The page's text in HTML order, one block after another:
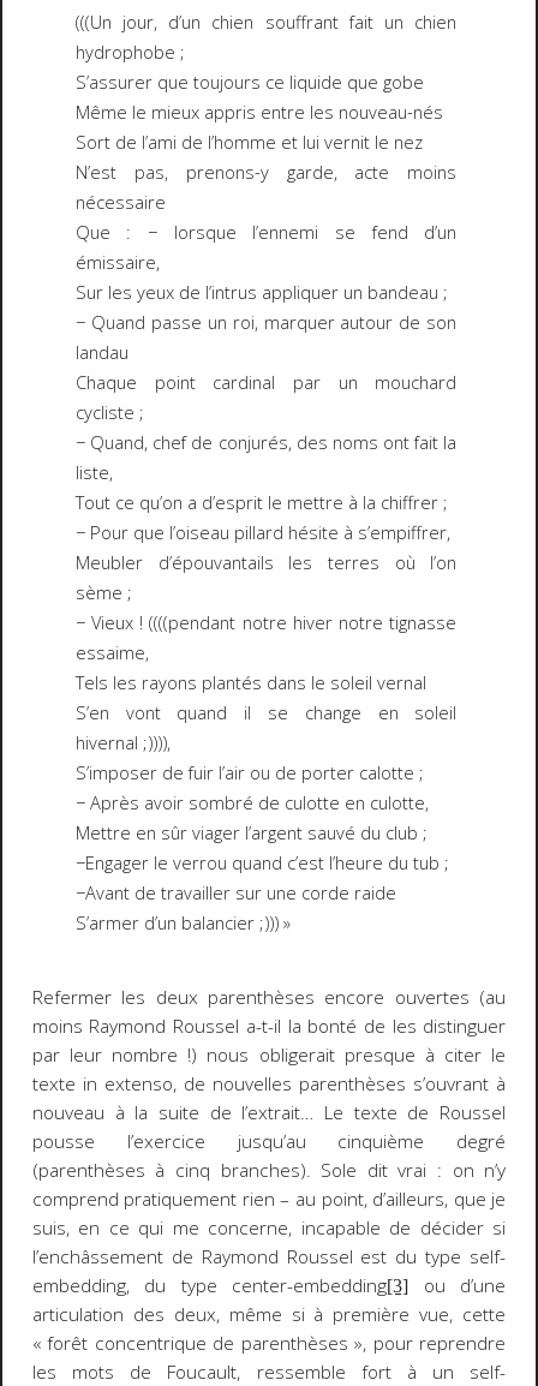
(((Un jour, d’un chien souffrant fait un chien
hydrophobe ;
S’assurer que toujours ce liquide que gobe
Même le mieux appris entre les nouveau-nés
Sort de l’ami de l’homme et lui vernit le nez
N’est pas, prenons-y garde, acte moins
nécessaire
Que : − lorsque l’ennemi se fend d’un
émissaire,
Sur les yeux de l’intrus appliquer un bandeau ;
− Quand passe un roi, marquer autour de son
landau
Chaque point cardinal par un mouchard
cycliste ;
− Quand, chef de conjurés, des noms ont fait la
liste,
Tout ce qu’on a d’esprit le mettre à la chiffrer ;
− Pour que l’oiseau pillard hésite à s’empiffrer,
Meubler d’épouvantails les terres où l’on
sème ;
− Vieux ! ((((pendant notre hiver notre tignasse
essaime,
Tels les rayons plantés dans le soleil vernal
S’en vont quand il se change en soleil
hivernal ;)))),
S’imposer de fuir l’air ou de porter calotte ;
− Après avoir sombré de culotte en culotte,
Mettre en sûr viager l’argent sauvé du club ;
−Engager le verrou quand c’est l’heure du tub ;
−Avant de travailler sur une corde raide
S’armer d’un balancier ;))) »
Refermer les deux parenthèses encore ouvertes (au
moins Raymond Roussel a-t-il la bonté de les distinguer
par leur nombre !) nous obligerait presque à citer le
texte in extenso, de nouvelles parenthèses s’ouvrant à
nouveau à la suite de l’extrait… Le texte de Roussel
pousse l’exercice jusqu’au cinquième degré
(parenthèses à cinq branches). Sole dit vrai : on n’y
comprend pratiquement rien – au point, d’ailleurs, que je
suis, en ce qui me concerne, incapable de décider si
l’enchâssement de Raymond Roussel est du type self-
embedding, du type center-embedding[3]
ou d’une
articulation des deux, même si à première vue, cette
« forêt concentrique de parenthèses », pour reprendre
les mots de Foucault, ressemble fort à un self-